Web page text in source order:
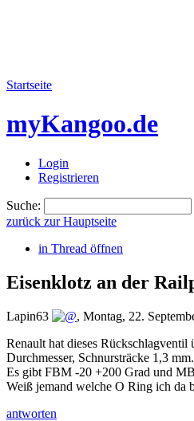
Startseite
myKangoo.de
Login
Registrieren
Suche:
zurück zur Hauptseite
in Thread öffnen
Eisenklotz an der
Lapin63 , Montag, 22.
Renault hat dieses
Durchmesser, Schnursträcke 1,3 mm.
Es gibt FBM -20 +200 Grad und
Weiß jemand welche O Ring ich da
antworten